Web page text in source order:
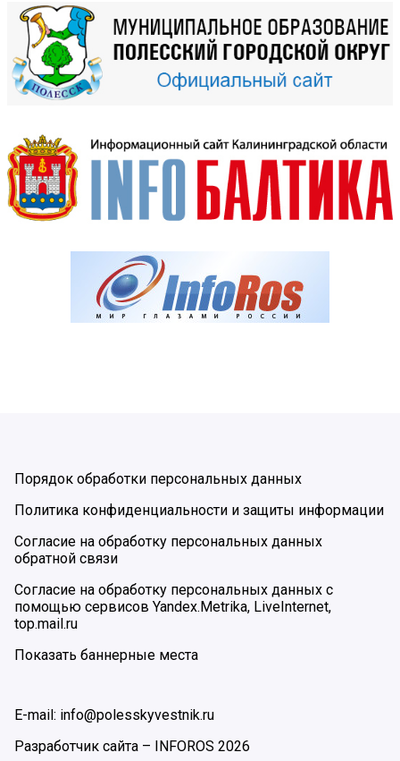
Порядок обработки персональных данных
Политика конфиденциальности и защиты информации
Согласие на обработку персональных данных
обратной связи
Согласие на обработку персональных данных с
помощью сервисов Yandex.Metrika, LiveInternet,
top.mail.ru
Показать баннерные места
E-mail: info@polesskyvestnik.ru
Разработчик сайта – INFOROS 2026